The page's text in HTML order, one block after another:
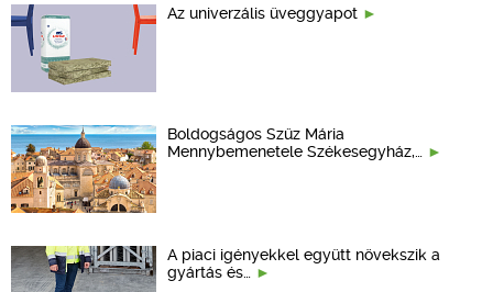
Az univerzális üveggyapot
Boldogságos Szűz Mária
Mennybemenetele Székesegyház,…
A piaci igényekkel együtt növekszik a
gyártás és…